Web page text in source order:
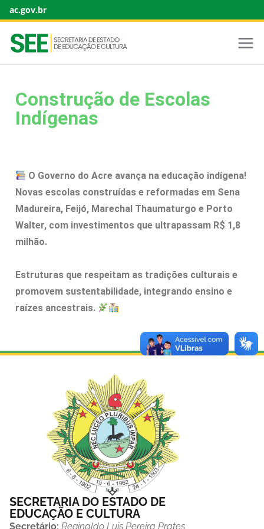
ac.gov.br
Construção de Escolas
Indígenas
O Governo do Acre avança na educação indígena!
Novas escolas construídas e reformadas em Sena
Madureira, Feijó, Marechal Thaumaturgo e Porto
Walter, com investimentos que ultrapassam R$ 1,8
milhão.
Estruturas que respeitam as tradições culturais e
promovem sustentabilidade, integrando ensino e
raízes ancestrais.
SECRETARIA DO ESTADO DE
EDUCAÇÃO E CULTURA
Secretário: Reginaldo Luis Pereira Prates